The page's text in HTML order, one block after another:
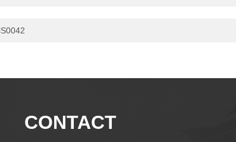
CONTACT